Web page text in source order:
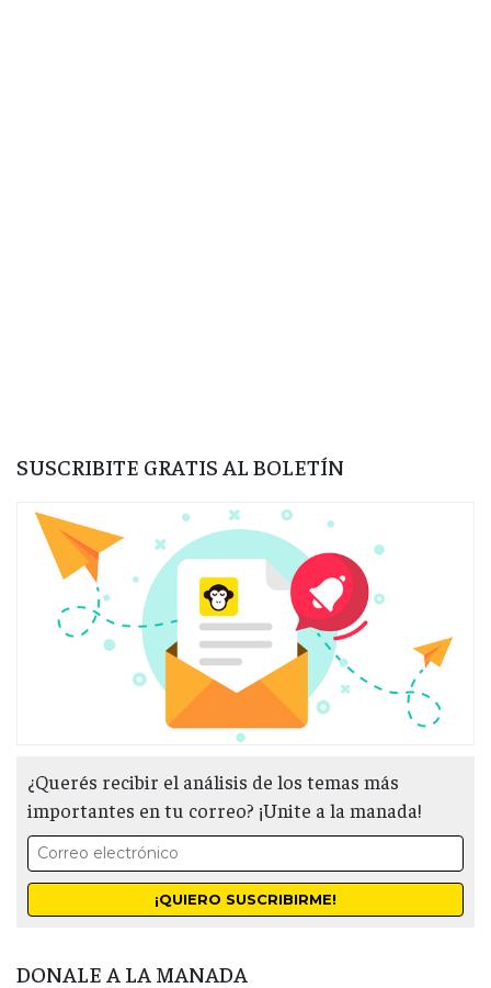
SUSCRIBITE GRATIS AL BOLETÍN
¿Querés recibir el análisis de los temas más
importantes en tu correo? ¡Unite a la manada!
DONALE A LA MANADA